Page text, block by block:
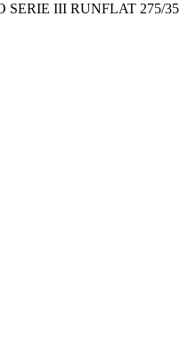
SERIE III RUNFLAT 275/35